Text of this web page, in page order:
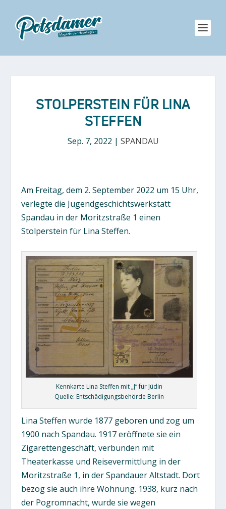
STOLPERSTEIN FÜR LINA
STEFFEN
Sep. 7, 2022 | SPANDAU
Am Freitag, dem 2. September 2022 um 15 Uhr,
verlegte die Jugendgeschichtswerkstatt
Spandau in der Moritzstraße 1 einen
Stolperstein für Lina Steffen.
Kennkarte Lina Steffen mit „J“ für Jüdin
Quelle: Entschädigungsbehörde Berlin
Lina Steffen wurde 1877 geboren und zog um
1900 nach Spandau. 1917 eröffnete sie ein
Zigarettengeschäft, verbunden mit
Theaterkasse und Reisevermittlung in der
Moritzstraße 1, in der Spandauer Altstadt. Dort
bezog sie auch ihre Wohnung. 1938, kurz nach
der Pogromnacht, wurde sie wegen